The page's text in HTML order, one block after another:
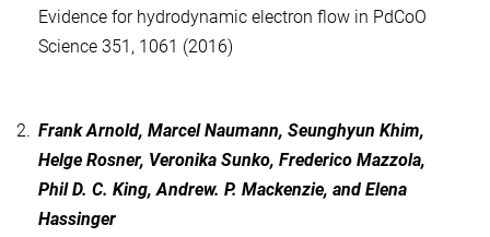
Evidence for hydrodynamic electron flow in PdCoO
Science 351, 1061 (2016)
2. Frank Arnold, Marcel Naumann, Seunghyun Khim,
Helge Rosner, Veronika Sunko, Frederico Mazzola,
Phil D. C. King, Andrew. P. Mackenzie, and Elena
Hassinger